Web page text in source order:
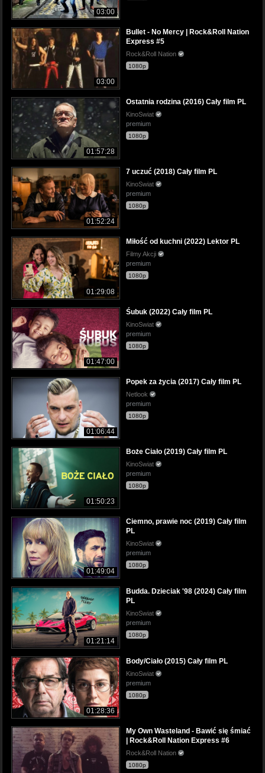
03:00
03:00
Bullet - No Mercy | Rock&Roll Nation
Express #5
Rock&Roll Nation
1080p
01:57:28
Ostatnia rodzina (2016) Cały film PL
KinoSwiat
premium
1080p
01:52:24
7 uczuć (2018) Cały film PL
KinoSwiat
premium
1080p
01:29:08
Miłość od kuchni (2022) Lektor PL
Filmy Akcji
premium
1080p
01:47:00
Śubuk (2022) Cały film PL
KinoSwiat
premium
1080p
01:06:44
Popek za życia (2017) Cały film PL
Netlook
premium
1080p
01:50:23
Boże Ciało (2019) Cały film PL
KinoSwiat
premium
1080p
01:49:04
Ciemno, prawie noc (2019) Cały film
PL
KinoSwiat
premium
1080p
01:21:14
Budda. Dzieciak '98 (2024) Cały film
PL
KinoSwiat
premium
1080p
01:28:36
Body/Ciało (2015) Cały film PL
KinoSwiat
premium
1080p
My Own Wasteland - Bawić się śmiać
| Rock&Roll Nation Express #6
Rock&Roll Nation
1080p